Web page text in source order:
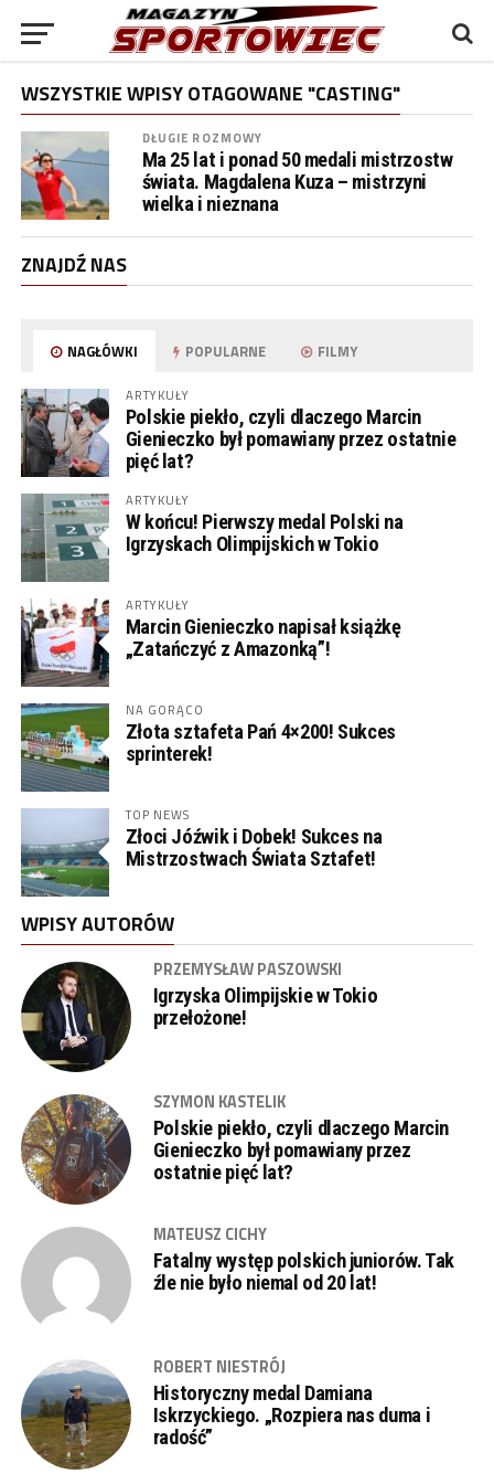
WSZYSTKIE WPISY OTAGOWANE "CASTING"
DŁUGIE ROZMOWY
Ma 25 lat i ponad 50 medali mistrzostw
świata. Magdalena Kuza – mistrzyni
wielka i nieznana
ZNAJDŹ NAS
NAGŁÓWKI POPULARNE FILMY
ARTYKUŁY
Polskie piekło, czyli dlaczego Marcin
Gienieczko był pomawiany przez ostatnie
pięć lat?
ARTYKUŁY
W końcu! Pierwszy medal Polski na
Igrzyskach Olimpijskich w Tokio
ARTYKUŁY
Marcin Gienieczko napisał książkę
„Zatańczyć z Amazonką”!
NA GORĄCO
Złota sztafeta Pań 4×200! Sukces
sprinterek!
TOP NEWS
Złoci Jóźwik i Dobek! Sukces na
Mistrzostwach Świata Sztafet!
WPISY AUTORÓW
PRZEMYSŁAW PASZOWSKI
Igrzyska Olimpijskie w Tokio
przełożone!
SZYMON KASTELIK
Polskie piekło, czyli dlaczego Marcin
Gienieczko był pomawiany przez
ostatnie pięć lat?
MATEUSZ CICHY
Fatalny występ polskich juniorów. Tak
źle nie było niemal od 20 lat!
ROBERT NIESTRÓJ
Historyczny medal Damiana
Iskrzyckiego. „Rozpiera nas duma i
radość”